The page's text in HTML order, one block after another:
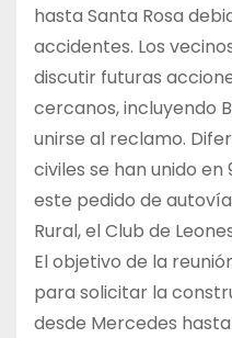
hasta Santa Rosa
accidentes. Los
discutir futuras
cercanos, incluyendo
unirse al reclamo.
civiles se han unido
este pedido de
Rural, el Club de
El objetivo de la
para solicitar la
desde Mercedes hasta